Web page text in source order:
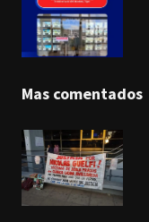
Mas comentados